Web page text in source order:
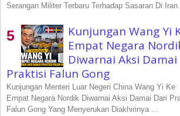
Serangan Militer Terbaru Terhadap Sasaran Di
Kunjungan Wang Yi
Empat Negara
Diwarnai Aksi Damai
Praktisi Falun Gong
Kunjungan Menteri Luar Negeri China Wang Yi Ke
Empat Negara Nordik Diwarnai Aksi Damai Dari
Falun Gong Yang Menyerukan Diakhirinya ...